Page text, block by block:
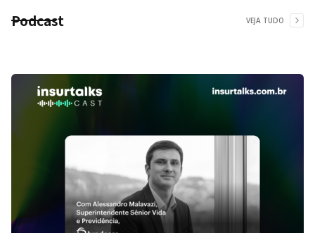
Podcast VEJA TUDO